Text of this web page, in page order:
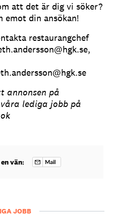
att det är dig vi söker?
emot din ansökan!
restaurangchef
annonsen på
lediga jobb på
vän:
JOBB